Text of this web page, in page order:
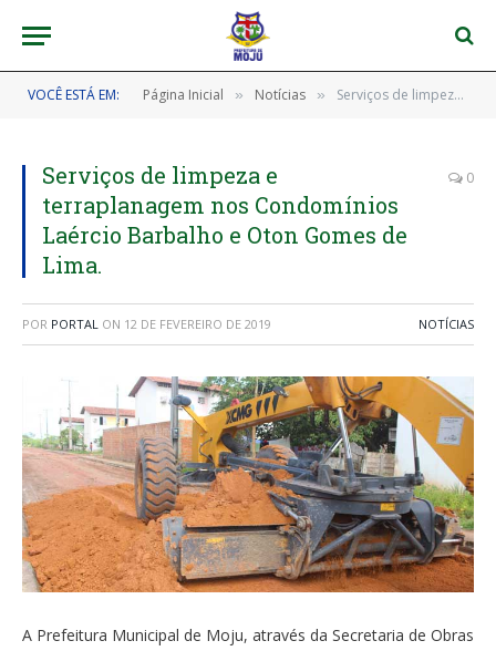
VOCÊ ESTÁ EM: Página Inicial » Notícias » Serviços de limpeza e terraplanagem nos Condomínios Laércio Barbalho e Oton Gomes de Lima.
Serviços de limpeza e
terraplanagem nos Condomínios
Laércio Barbalho e Oton Gomes de
Lima.
0
POR PORTAL ON 12 DE FEVEREIRO DE 2019 NOTÍCIAS
A Prefeitura Municipal de Moju, através da Secretaria de Obras